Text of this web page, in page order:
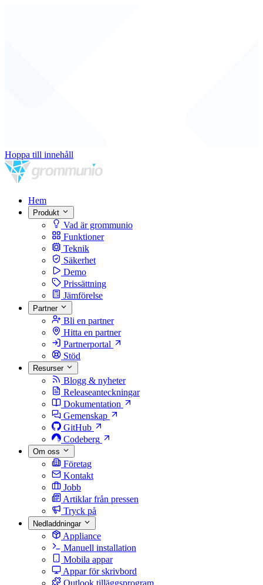
Hoppa till innehåll
Hem
Produkt
Vad är grommunio
Funktioner
Teknik
Säkerhet
Demo
Prissättning
Jämförelse
Partner
Bli en partner
Hitta en partner
Partnerportal
Stöd
Resurser
Blogg & nyheter
Releaseanteckningar
Dokumentation
Gemenskap
GitHub
Codeberg
Om oss
Företag
Kontakt
Jobb
Artiklar från pressen
Tryck på
Nedladdningar
Appliance
Manuell installation
Mobila appar
Appar för skrivbord
Outlook tilläggsprogram